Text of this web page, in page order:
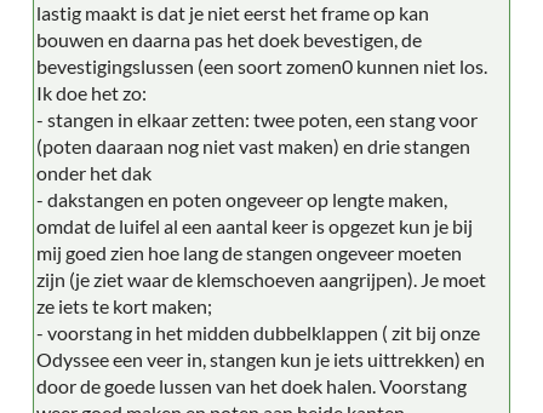
lastig maakt is dat je niet eerst het frame op kan
bouwen en daarna pas het doek bevestigen, de
bevestigingslussen (een soort zomen0 kunnen niet los.
Ik doe het zo:
- stangen in elkaar zetten: twee poten, een stang voor
(poten daaraan nog niet vast maken) en drie stangen
onder het dak
- dakstangen en poten ongeveer op lengte maken,
omdat de luifel al een aantal keer is opgezet kun je bij
mij goed zien hoe lang de stangen ongeveer moeten
zijn (je ziet waar de klemschoeven aangrijpen). Je moet
ze iets te kort maken;
- voorstang in het midden dubbelklappen ( zit bij onze
Odyssee een veer in, stangen kun je iets uittrekken) en
door de goede lussen van het doek halen. Voorstang